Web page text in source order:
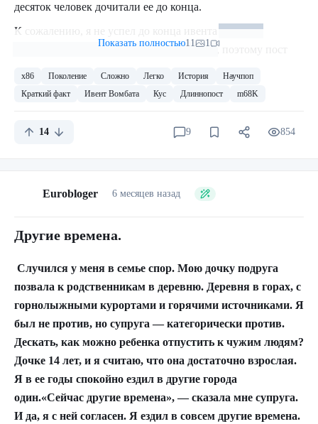
десяток человек дочитали ее до конца.
К сожалению, я не успел до конца ивента(я вот не
понимаю, куда начало уходить всё время), поэтому пост
удобной и приятной, чем реальный режим x86. Сердцу
ключевых 16 и 32-битных компьютеров середины-конца
Проблема в том, что на эту тему слишком много
поэтому пришлось выбирать наиболее правдоподобное
советую относится к этому тексту как к чистой правде.
Скорее как к статье на педивикии.
Список источников будет в конце поста.
Свет. Камера. Мотор. Начали!
Motorola 68000
Показать полностью11 1
x86 Поколение Сложно Легко История
Научпоп
Краткий факт
Ивент Вомбата Кус Длиннопост m68K
14 9 854
Eurobloger 6 месяцев назад
Другие времена.
Случился у меня в семье спор. Мою дочку подруга
позвала к родственникам в деревню. Деревня в горах, с
горнолыжными курортами и горячими источниками. Я
был не против, но супруга — категорически против.
Дескать, как можно ребенка отпустить к чужим людям?
Дочке 14 лет, и я считаю, что она достаточно взрослая.
Я в ее годы спокойно ездил в другие города
один.«Сейчас другие времена», — сказала мне супруга.
И да, я с ней согласен. Я ездил в совсем другие времена.